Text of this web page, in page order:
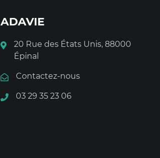
ADAVIE
20 Rue des États Unis, 88000
Épinal
Contactez-nous
03 29 35 23 06